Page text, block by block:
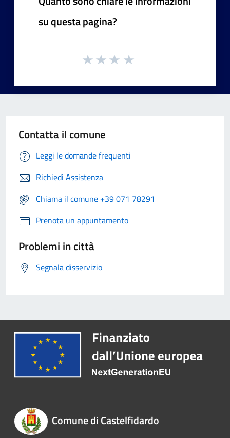
su questa pagina?
Contatta il comune
Leggi le domande frequenti
Richiedi Assistenza
Chiama il comune +39 071 78291
Prenota un appuntamento
Problemi in città
Segnala disservizio
Comune di Castelfidardo